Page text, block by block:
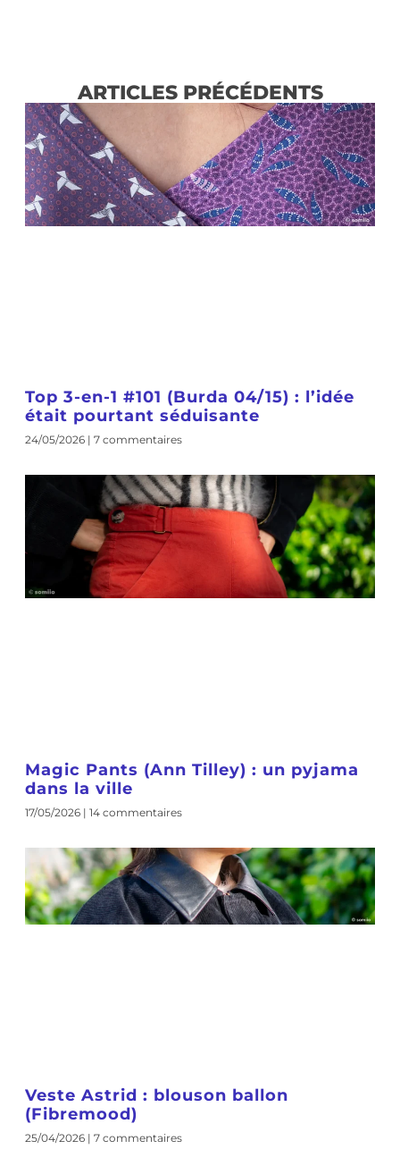
ARTICLES PRÉCÉDENTS
Top 3-en-1 #101 (Burda 04/15) : l’idée
était pourtant séduisante
24/05/2026 7 commentaires
Magic Pants (Ann Tilley) : un pyjama
dans la ville
17/05/2026 14 commentaires
Veste Astrid : blouson ballon
(Fibremood)
25/04/2026 7 commentaires